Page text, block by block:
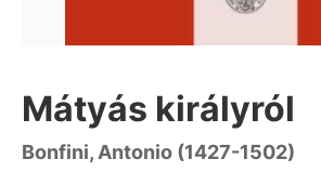
Mátyás királyról
Bonfini, Antonio (1427-1502)